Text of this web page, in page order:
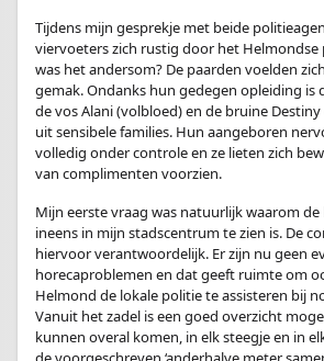
Tijdens mijn gesprekje met beide
viervoeters zich rustig door het Helmondse
was het andersom? De paarden voelden
gemak. Ondanks hun gedegen opleiding is
de vos Alani (volbloed) en de bruine
uit sensibele families. Hun aangeboren
volledig onder controle en ze lieten zich
van complimenten voorzien.
Mijn eerste vraag was natuurlijk waarom
ineens in mijn stadscentrum te zien is. De
hiervoor verantwoordelijk. Er zijn nu geen
horecaproblemen en dat geeft ruimte om
Helmond de lokale politie te assisteren bij
Vanuit het zadel is een goed overzicht
kunnen overal komen, in elk steegje en in